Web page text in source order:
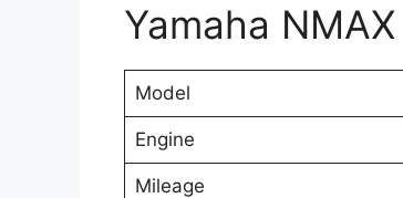
Yamaha
Model
Engine
Mileage